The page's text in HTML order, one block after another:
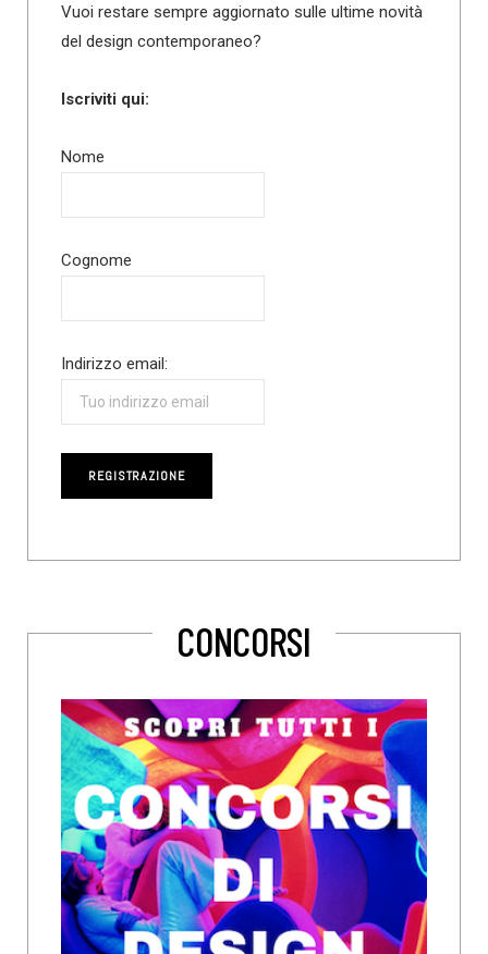
Vuoi restare sempre aggiornato sulle ultime novità
del design contemporaneo?
Iscriviti qui:
Nome
Cognome
Indirizzo email:
CONCORSI